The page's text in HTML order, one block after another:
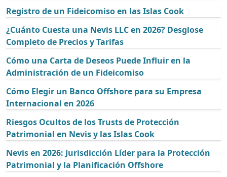
Registro de un Fideicomiso en las Islas Cook
¿Cuánto Cuesta una Nevis LLC en 2026? Desglose
Completo de Precios y Tarifas
Cómo una Carta de Deseos Puede Influir en la
Administración de un Fideicomiso
Cómo Elegir un Banco Offshore para su Empresa
Internacional en 2026
Riesgos Ocultos de los Trusts de Protección
Patrimonial en Nevis y las Islas Cook
Nevis en 2026: Jurisdicción Líder para la Protección
Patrimonial y la Planificación Offshore